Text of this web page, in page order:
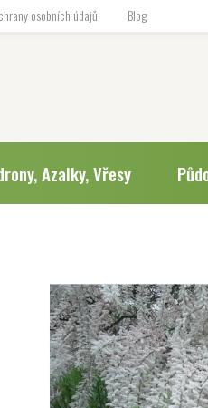
osobních údajů Blog
Azalky, Vřesy